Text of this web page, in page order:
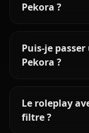
Pekora ?
Puis-je
Pekora ?
Le roleplay
filtre ?